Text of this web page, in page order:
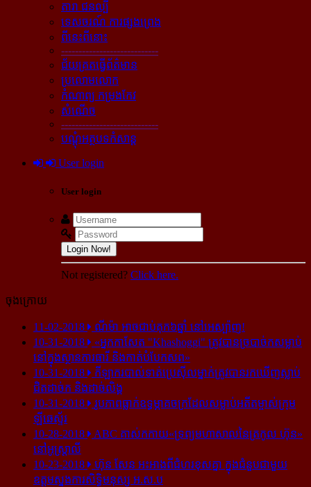
តារា ជនល្បី
ទេសចរណ៍ ការផ្សងព្រេង
ពីនេះពីនោះ
----------------------------
ជ័យគ្រតធ្វើព័ត៌មាន
ប្រលោមលោក
កំណាព្យ កម្រងកែវ
សំណើច
----------------------------
បណ្ដុំអត្ថបទកំសាន្ដ
User login
User login
Login Now!
Not registered? Click here.
ចុងក្រោយ
11-02-2018
ណីម៉ា អាច​ជាប់​គុក​៦ឆ្នាំ នៅ​អេស្ប៉ាញ!
10-31-2018
«អ្នក​កាសែត "Khashoggi" ត្រូវ​បាន​ច្របាច់ក​សម្លាប់​
នៅ​ក្នុង​ស្ថាន​ភារធារី និង​កាត់​បំបែក​សព»
10-31-2018
កីឡាករ​បាល់ទាត់​ប្រេស៊ីល​ម្នាក់​ត្រូវ​បាន​រក​ឃើញ​ស្លាប់​
ជិត​ដាច់ក និង​ដាច់​លិង្គ
10-31-2018
រូបភាព​ធ្លាក់​ឧទ្ធម្ភាគចក្រ​ដែល​សម្លាប់​អតីត​ម្ចាស់​ក្រុម​
ឡីឆេស្ទ័រ
10-28-2018
ABC គាស់​កកាយ​«ទ្រព្យមហាសាល​នៃ​ត្រកូល ហ៊ុន»​
នៅ​អូស្ត្រាលី
10-23-2018
ហ៊ុន សែន អះអាង​ពី​ជំហរ​ខុស​គ្នា ក្នុង​ជំនួប​ជាមួយ​
ឧត្តម​ស្នងការ​សិទ្ធិ​មនុស្ស អ.ស.ប